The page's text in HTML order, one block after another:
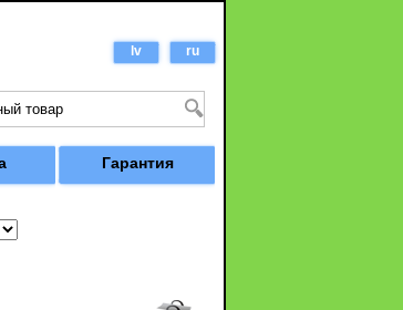
lv ru
Гарантия